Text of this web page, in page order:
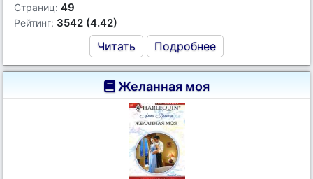
Страниц: 49
Рейтинг: 3542 (4.42)
Читать Подробнее
Желанная моя